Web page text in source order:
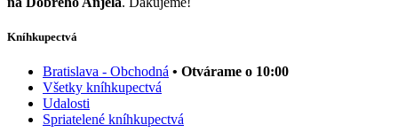
Kníhkupectvá
Bratislava - Obchodná • Otvárame o 10:00
Všetky kníhkupectvá
Udalosti
Spriatelené kníhkupectvá